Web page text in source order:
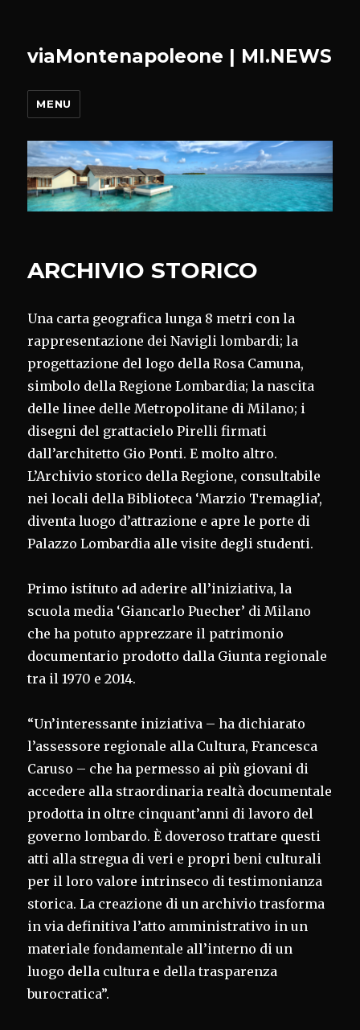
viaMontenapoleone | MI.NEWS
MENU
ARCHIVIO STORICO
Una carta geografica lunga 8 metri con la
rappresentazione dei Navigli lombardi; la
progettazione del logo della Rosa Camuna,
simbolo della Regione Lombardia; la nascita
delle linee delle Metropolitane di Milano; i
disegni del grattacielo Pirelli firmati
dall’architetto Gio Ponti. E molto altro.
L’Archivio storico della Regione, consultabile
nei locali della Biblioteca ‘Marzio Tremaglia’,
diventa luogo d’attrazione e apre le porte di
Palazzo Lombardia alle visite degli studenti.
Primo istituto ad aderire all’iniziativa, la
scuola media ‘Giancarlo Puecher’ di Milano
che ha potuto apprezzare il patrimonio
documentario prodotto dalla Giunta regionale
tra il 1970 e 2014.
“Un’interessante iniziativa – ha dichiarato
l’assessore regionale alla Cultura, Francesca
Caruso – che ha permesso ai più giovani di
accedere alla straordinaria realtà documentale
prodotta in oltre cinquant’anni di lavoro del
governo lombardo. È doveroso trattare questi
atti alla stregua di veri e propri beni culturali
per il loro valore intrinseco di testimonianza
storica. La creazione di un archivio trasforma
in via definitiva l’atto amministrativo in un
materiale fondamentale all’interno di un
luogo della cultura e della trasparenza
burocratica”.